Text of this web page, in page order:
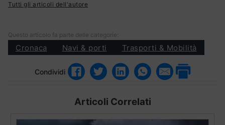
Tutti gli articoli dell'autore
Questo articolo fa parte delle categorie:
Cronaca Navi & porti Trasporti & Mobilità
Condividi
Articoli Correlati